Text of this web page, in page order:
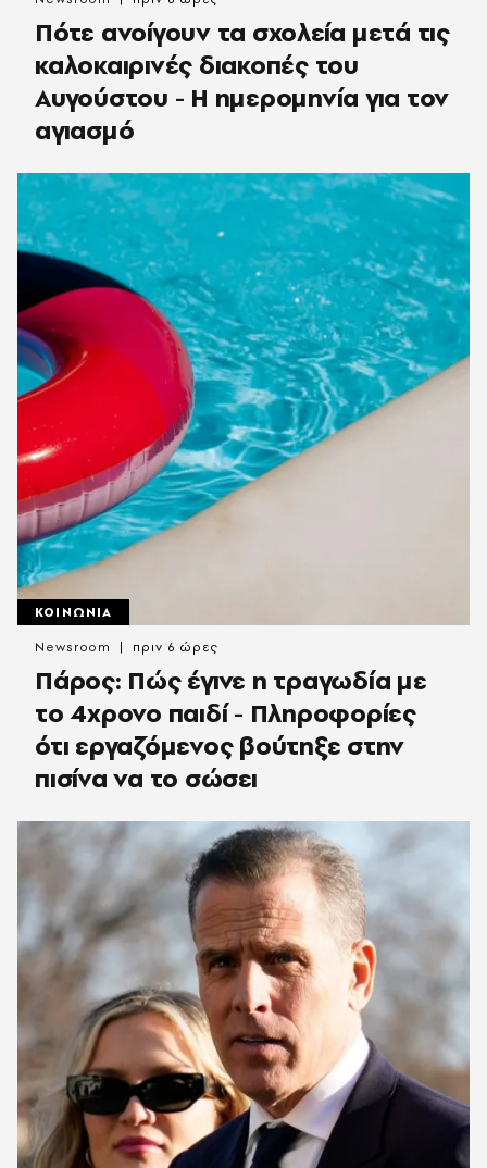
Πότε ανοίγουν τα σχολεία μετά τις
καλοκαιρινές διακοπές του
Αυγούστου - Η ημερομηνία για τον
αγιασμό
ΚΟΙΝΩΝΙΑ
Πάρος: Πώς έγινε η τραγωδία με
το 4χρονο παιδί - Πληροφορίες
ότι εργαζόμενος βούτηξε στην
πισίνα να το σώσει
Newsroom πριν 6 ώρες